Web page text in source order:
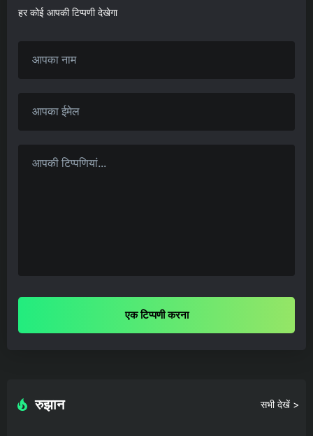
हर कोई आपकी टिप्पणी देखेगा
एक टिप्पणी करना
रुझान सभी देखें >